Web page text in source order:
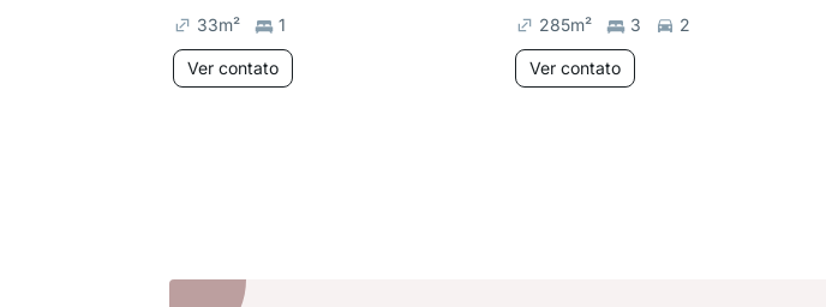
33m² 1
Ver contato
285m² 3 2
Ver contato